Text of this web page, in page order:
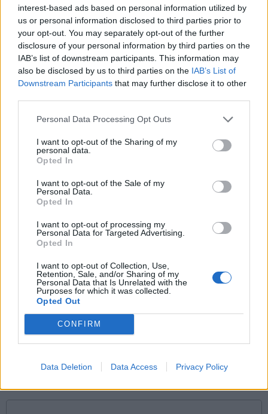
interest-based ads based on personal information utilized by
us or personal information disclosed to third parties prior to
your opt-out. You may separately opt-out of the further
disclosure of your personal information by third parties on the
IAB’s list of downstream participants. This information may
also be disclosed by us to third parties on the IAB’s List of
Downstream Participants that may further disclose it to other
Personal Data Processing Opt Outs
I want to opt-out of the Sharing of my
personal data.
Opted In
I want to opt-out of the Sale of my
Personal Data.
Opted In
I want to opt-out of processing my
Personal Data for Targeted Advertising.
Opted In
I want to opt-out of Collection, Use,
Retention, Sale, and/or Sharing of my
Personal Data that Is Unrelated with the
Purposes for which it was collected.
Opted Out
CONFIRM
Data Deletion Data Access Privacy Policy
triumfas visuose reikaluose
Šie Zodiako ženklai pagaliau
pasieks proveržį, kurio taip ilgai
laukė
Raktažodžiai
Rašyti komentarą
Jūsų vardas
Komentaras